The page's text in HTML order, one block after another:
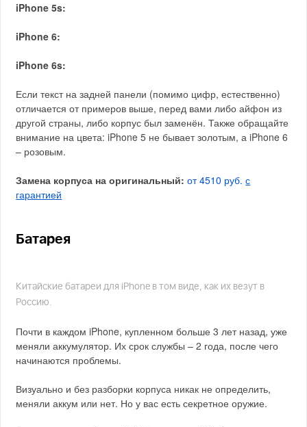
iPhone 5s:
iPhone 6:
iPhone 6s:
Если текст на задней панели (помимо цифр, естественно)
отличается от примеров выше, перед вами либо айфон из
другой страны, либо корпус был заменён. Также обращайте
внимание на цвета: iPhone 5 не бывает золотым, а iPhone 6
– розовым.
Замена корпуса на оригинальный: от 4510 руб.с
гарантией
Батарея
Китайские батареи для iPhone в том виде, как их везут в
Россию.
Почти в каждом iPhone, купленном больше 3 лет назад, уже
меняли аккумулятор. Их срок службы – 2 года, после чего
начинаются проблемы.
Визуально и без разборки корпуса никак не определить,
меняли аккум или нет. Но у вас есть секретное оружие.